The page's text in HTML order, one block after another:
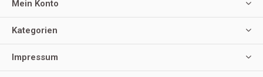
Mein Konto
Kategorien
Impressum